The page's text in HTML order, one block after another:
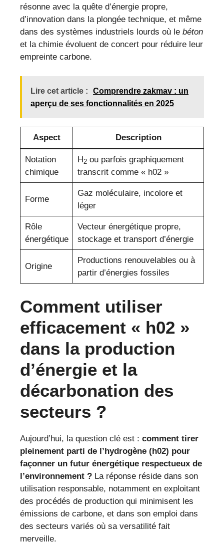
résonne avec la quête d’énergie propre,
d’innovation dans la plongée technique, et même
dans des systèmes industriels lourds où le béton
et la chimie évoluent de concert pour réduire leur
empreinte carbone.
Lire cet article :
Comprendre zakmav : un
aperçu de ses fonctionnalités en 2025
Aspect Description
Notation
chimique
H2ou parfois graphiquement
transcrit comme « h02 »
Forme
Gaz moléculaire, incolore et
léger
Rôle
énergétique
Vecteur énergétique propre,
stockage et transport d’énergie
Origine
Productions renouvelables ou à
partir d’énergies fossiles
Comment utiliser
efficacement « h02 »
dans la production
d’énergie et la
décarbonation des
secteurs ?
Aujourd’hui, la question clé est : comment tirer
pleinement parti de l’hydrogène (h02) pour
façonner un futur énergétique respectueux de
l’environnement ? La réponse réside dans son
utilisation responsable, notamment en exploitant
des procédés de production qui minimisent les
émissions de carbone, et dans son emploi dans
des secteurs variés où sa versatilité fait
merveille.